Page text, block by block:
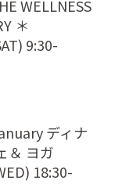
WELLNESS
＊
9:30-
ディナ
＆ ヨガ
18:30-